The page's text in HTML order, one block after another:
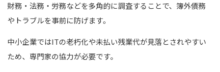
財務・法務・労務などを多角的に調査することで、簿外債務
やトラブルを事前に防げます。
中小企業ではITの老朽化や未払い残業代が見落とされやすい
ため、専門家の協力が必要です。